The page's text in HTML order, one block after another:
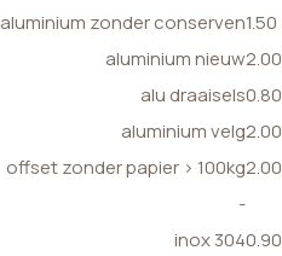
aluminium zonder conserven1.50
aluminium nieuw2.00
alu draaisels0.80
aluminium velg2.00
offset zonder papier > 100kg2.00
-
inox 3040.90